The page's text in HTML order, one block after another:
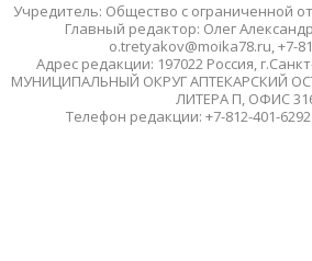
Учредитель: Общество с ограниченной
Главный редактор: Олег
o.tretyakov@moika78.ru, +7-
Адрес редакции: 197022 Россия,
МУНИЦИПАЛЬНЫЙ ОКРУГ АПТЕКАРСКИЙ
ЛИТЕРА П, ОФИС
Телефон редакции: +7-812-401-